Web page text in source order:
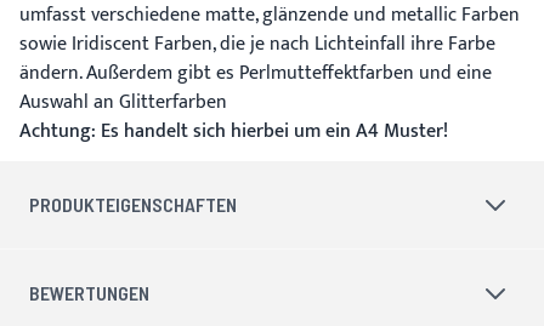
umfasst verschiedene matte, glänzende und metallic Farben
sowie Iridiscent Farben, die je nach Lichteinfall ihre Farbe
ändern. Außerdem gibt es Perlmutteffektfarben und eine
Auswahl an Glitterfarben
Achtung: Es handelt sich hierbei um ein A4 Muster!
PRODUKTEIGENSCHAFTEN
BEWERTUNGEN